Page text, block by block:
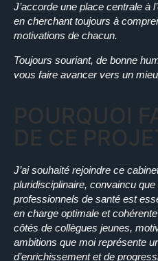
J’accorde une place centrale à
en cherchant toujours à
motivations de chacun.
Toujours souriant, de bonne
vous faire avancer vers un
POURQUOI
DE CE
J’ai souhaité rejoindre ce
pluridisciplinaire, convaincu
professionnels de santé est
en charge optimale et
côtés de collègues jeunes,
ambitions que moi représente
d’enrichissement et de